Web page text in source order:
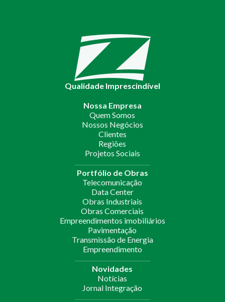
Qualidade Imprescindível
Nossa Empresa
Quem Somos
Nossos Negócios
Clientes
Regiões
Projetos Sociais
Portfólio de Obras
Telecomunicação
Data Center
Obras Industriais
Obras Comerciais
Empreendimentos imobiliários
Pavimentação
Transmissão de Energia
Empreendimento
Novidades
Notícias
Jornal Integração